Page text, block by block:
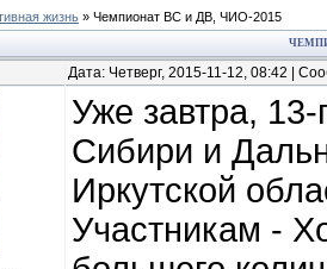
жизнь » Чемпионат ВС и ДВ, ЧИО-2015
Дата: Четверг, 2015-11-12, 08:42 |
Уже завтра,
Сибири и
Иркутской
Участникам -